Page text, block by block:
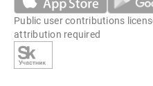
Public user contributions
attribution required